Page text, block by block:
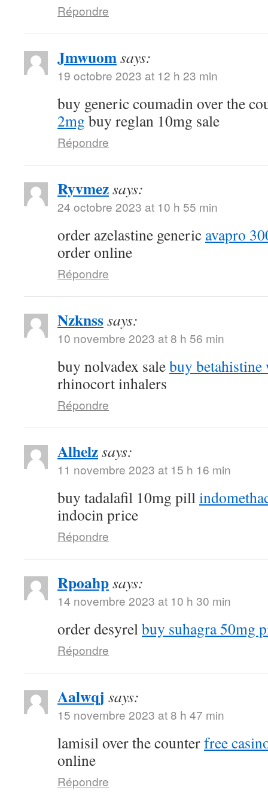
Répondre
Jmwuomsays:
19 octobre 2023 at 12 h 23 min
buy generic coumadin over the
2mg buy reglan 10mg sale
Répondre
Ryvmezsays:
24 octobre 2023 at 10 h 55 min
order azelastine generic avapro
order online
Répondre
Nzknsssays:
10 novembre 2023 at 8 h 56 min
buy nolvadex salebuy
rhinocort inhalers
Répondre
Alhelzsays:
11 novembre 2023 at 15 h 16 min
buy tadalafil 10mg pill
indocin price
Répondre
Rpoahpsays:
14 novembre 2023 at 10 h 30 min
order desyrelbuy suhagra 50mg
Répondre
Aalwqj says:
15 novembre 2023 at 8 h 47 min
lamisil over the counterfree
online
Répondre